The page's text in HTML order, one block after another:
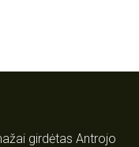
girdėtas Antrojo